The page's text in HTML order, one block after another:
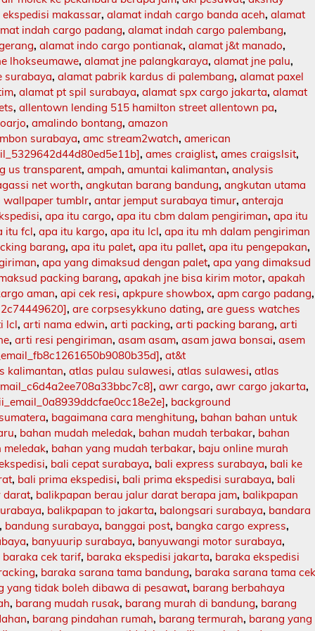
makassar,alamat indah cargo banda aceh,alamat
indah cargo padang,alamat indah cargo palembang,
,alamat indo cargo pontianak,alamat j&t manado,
lhokseumawe,alamat jne palangkaraya,alamat jne palu,
surabaya,alamat pabrik kardus di palembang,alamat paxel
,alamat pt spil surabaya,alamat spx cargo jakarta,alamat
,allentown lending 515 hamilton street allentown pa,
,amalindo bontang,amazon
surabaya,amc stream2watch,american
,ames craiglist,ames craigslsit,
us transparent,ampah,amuntai kalimantan,analysis
net worth,angkutan barang bandung,angkutan utama
wallpaper tumblr,antar jemput surabaya timur,anteraja
,apa itu cargo,apa itu cbm dalam pengiriman,apa itu
itu fcl,apa itu kargo,apa itu lcl,apa itu mh dalam pengiriman
barang,apa itu palet,apa itu pallet,apa itu pengepakan,
,apa yang dimaksud dengan palet,apa yang dimaksud
packing barang,apakah jne bisa kirim motor,apakah
aman,api cek resi,apkpure showbox,apm cargo padang,
,are corpsesykkuno dating,are guess watches
lcl,arti nama edwin,arti packing,arti packing barang,arti
,arti resi pengiriman,asam asam,asam jawa bonsai,asem
,at&t
kalimantan,atlas pulau sulawesi,atlas sulawesi,atlas
,awr cargo,awr cargo jakarta,
, background
, bagaimana cara menghitung, bahan bahan untuk
, bahan mudah meledak, bahan mudah terbakar, bahan
meledak, bahan yang mudah terbakar, baju online murah
, bali cepat surabaya, bali express surabaya, bali ke
, bali prima ekspedisi, bali prima ekspedisi surabaya, bali
darat, balikpapan berau jalur darat berapa jam, balikpapan
, balikpapan to jakarta, balongsari surabaya, bandara
, bandung surabaya, banggai post, bangka cargo express,
, banyuurip surabaya, banyuwangi motor surabaya,
baraka cek tarif, baraka ekspedisi jakarta, baraka ekspedisi
, baraka sarana tama bandung, baraka sarana tama
yang tidak boleh dibawa di pesawat, barang berbahaya
, barang mudah rusak, barang murah di bandung, barang
, barang pindahan rumah, barang termurah, barang yang